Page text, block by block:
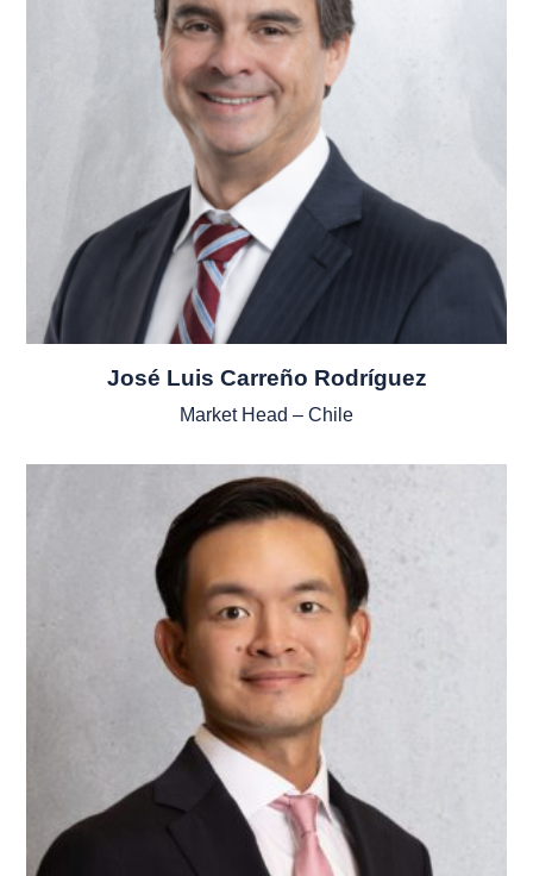
José Luis Carreño Rodríguez
Market Head – Chile